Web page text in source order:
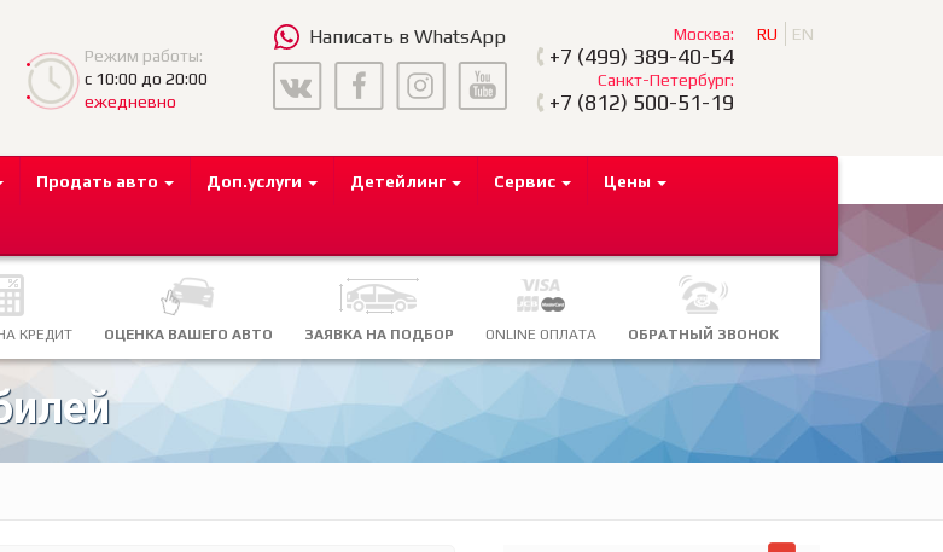
Режим работы:
с 10:00 до 20:00
ежедневно
Написать в WhatsApp Москва:
+7 (499) 389-40-54
Санкт-Петербург:
+7 (812) 500-51-19
RU EN
Продать авто Доп.услуги Детейлинг Сервис Цены
КРЕДИТ ОЦЕНКА ВАШЕГО АВТО ЗАЯВКА НА ПОДБОР ONLINE ОПЛАТА ОБРАТНЫЙ ЗВОНОК